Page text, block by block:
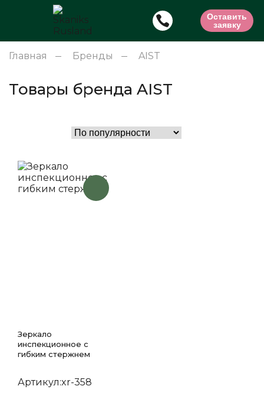
Оставить
заявку
Главная Бренды AIST
Товары бренда AIST
Зеркало
инспекционное с
гибким стержнем
Артикул:xr-358